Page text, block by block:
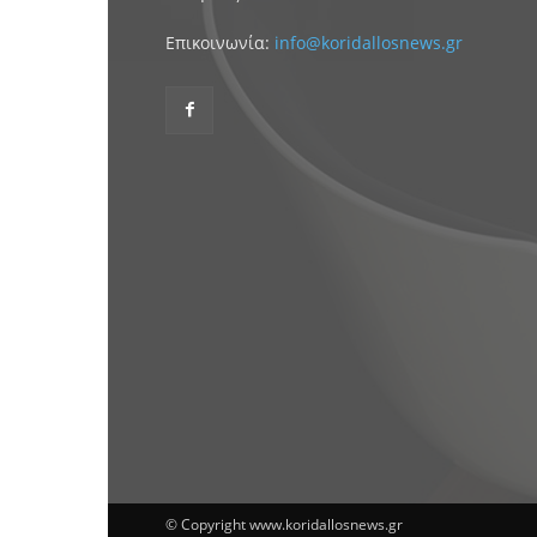
Επικοινωνία: info@koridallosnews.gr
© Copyright www.koridallosnews.gr